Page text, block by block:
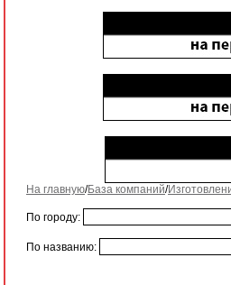
На главную/База компаний/
По городу:
По названию: